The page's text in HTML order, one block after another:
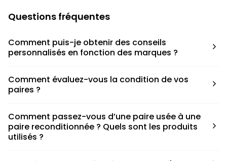
Questions fréquentes
Comment puis-je obtenir des conseils
personnalisés en fonction des marques ?
pour déterminer la taille appropriée, que ce soit une taille
en dessous, au-dessus ou correspondant à votre taille
Comment évaluez-vous la condition de vos
paires ?
défauts spécifiques de chaque paire.
Comment passez-vous d’une paire usée à une
paire reconditionnée ? Quels sont les produits
utilisés ?